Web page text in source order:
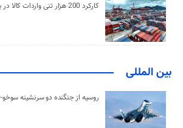
کارکرد 200 هزار تنی واردات کالا در بنادر مازندران
بین المللی
روسیه از جنگنده دو سرنشینه سوخو-57D رونمایی کرد